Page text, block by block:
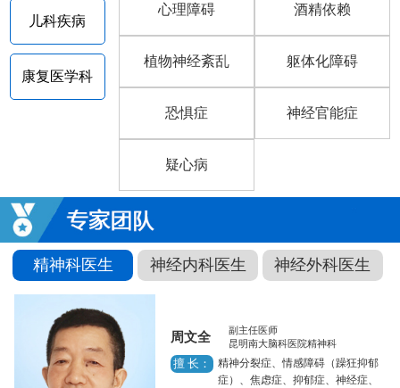
儿科疾病
康复医学科
心理障碍 酒精依赖
植物神经紊乱 躯体化障碍
恐惧症 神经官能症
疑心病
精神科医生 神经内科医生 神经外科医生
周文全
副主任医师
昆明南大脑科医院精神科
擅 长：
精神分裂症、情感障碍（躁狂抑郁
症）、焦虑症、抑郁症、神经症、